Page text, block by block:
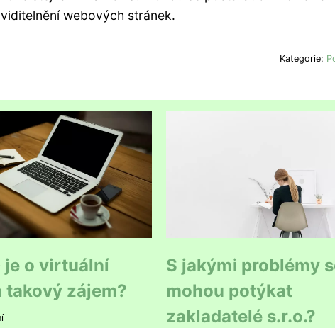
webových stránek.
Kategorie:
je o virtuální
takový zájem?
S jakými problémy
mohou potýkat
zakladatelé s.r.o.?